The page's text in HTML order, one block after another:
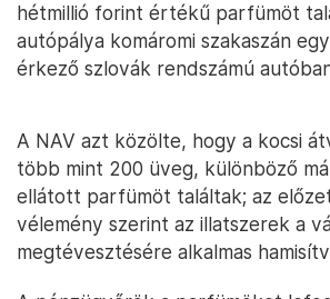
hétmillió forint értékű parfümöt
autópálya komáromi szakaszán
érkező szlovák rendszámú
A NAV azt közölte, hogy a kocsi
több mint 200 üveg, különböző
ellátott parfümöt találtak; az
vélemény szerint az illatszerek a
megtévesztésére alkalmas